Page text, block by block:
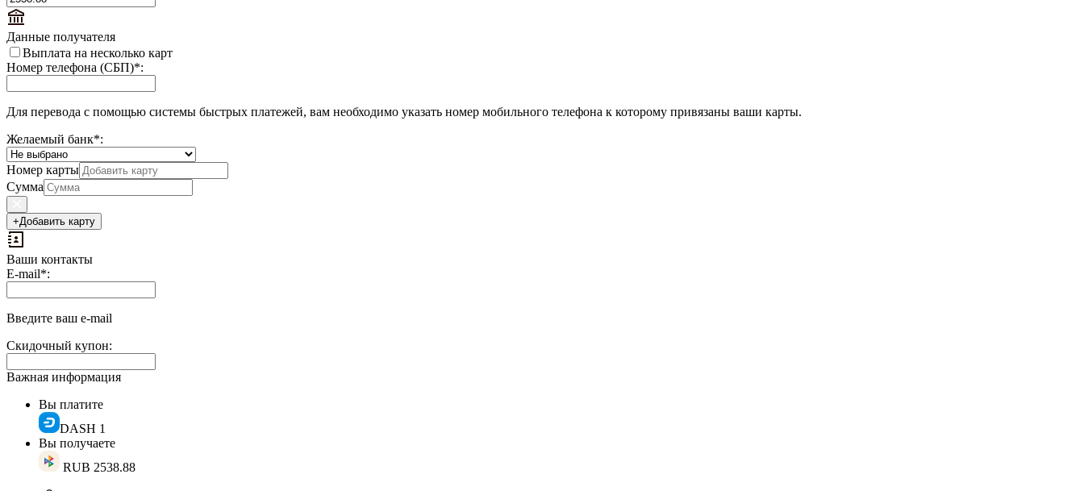
Данные получателя
Выплата на несколько карт
Номер телефона (СБП)*:
Для перевода с помощью системы быстрых платежей, вам необходимо указать номер мобильного телефона к которому привязаны ваши карты.
Желаемый банк*:
Номер карты
Сумма
+Добавить карту
Ваши контакты
Выплаты
доп.
поле:
E-mail*:
Введите ваш e-mail
Скидочный купон:
Важная информация
Вы платите
DASH 1
Вы получаете
RUB 2538.88